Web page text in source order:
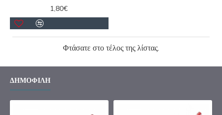
1,80€
Φτάσατε στο τέλος της λίστας.
ΔΗΜΟΦΙΛΉ